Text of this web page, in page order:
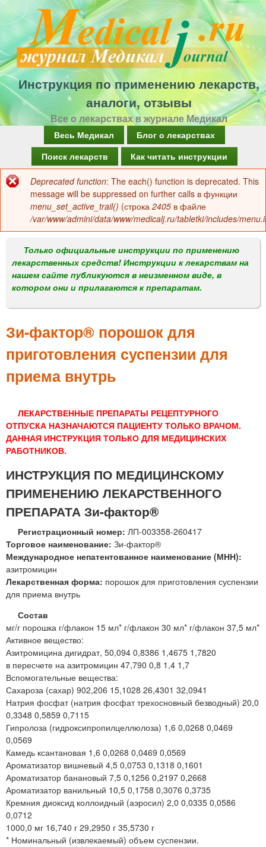
Перейти
к
основному
содержанию
Инструкция по применению лекарств,
аналоги, отзывы
Все о лекарствах в журнале Медикал
а
в
о
м
е
н
Весь Медикал
Блог о лекарствах
Поиск лекарств
Как читать инструкции
Сообщение
об
ошибке
Deprecated function: The each() function is deprecated. This
message will be suppressed on further calls в функции
menu_set_active_trail() (строка 2405 в файле
/var/www/admini/data/www/medicalj.ru/tabletki/includes/
Только официальные инструкции по применению
лекарственных средств! Инструкции к лекарствам на
нашем сайте публикуются в неизменном виде, в
котором они и прилагаются к препаратам.
Зи-фактор® порошок для
приготовления суспензии для
приема внутрь
ЛЕКАРСТВЕННЫЕ ПРЕПАРАТЫ РЕЦЕПТУРНОГО
ОТПУСКА НАЗНАЧАЮТСЯ ПАЦИЕНТУ ТОЛЬКО ВРАЧОМ.
ДАННАЯ ИНСТРУКЦИЯ ТОЛЬКО ДЛЯ МЕДИЦИНСКИХ
РАБОТНИКОВ.
ИНСТРУКЦИЯ ПО МЕДИЦИНСКОМУ
ПРИМЕНЕНИЮ ЛЕКАРСТВЕННОГО
ПРЕПАРАТА Зи-фактор®
Регистрационный номер: ЛП-003358-260417
Торговое наименование: Зи-фактор®
Международное непатентованное наименование (МНН):
азитромицин
Лекарственная форма: порошок для приготовления суспензии
для приема внутрь
Состав
мг/г порошка г/флакон 15 мл* г/флакон 30 мл* г/флакон 37,5 мл*
Активное вещество:
Азитромицина дигидрат, 50,094 0,8386 1,4675 1,7820
в пересчете на азитромицин 47,790 0,8 1,4 1,7
Вспомогательные вещества:
Сахароза (сахар) 902,206 15,1028 26,4301 32,0941
Натрия фосфат (натрия фосфат трехосновный безводный) 20,0
0,3348 0,5859 0,7115
Гипролоза (гидроксипропилцеллюлоза) 1,6 0,0268 0,0469
0,0569
Камедь ксантановая 1,6 0,0268 0,0469 0,0569
Ароматизатор вишневый 4,5 0,0753 0,1318 0,1601
Ароматизатор банановый 7,5 0,1256 0,2197 0,2668
Ароматизатор ванильный 10,5 0,1758 0,3076 0,3735
Кремния диоксид коллоидный (аэросил) 2,0 0,0335 0,0586
0,0712
1000,0 мг 16,740 г 29,2950 г 35,5730 г
* Номинальный (извлекаемый) объем суспензии.